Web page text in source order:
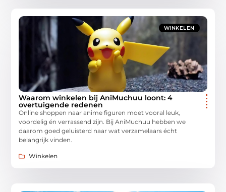
WINKELEN
Waarom winkelen bij AniMuchuu loont: 4
overtuigende redenen
Online shoppen naar anime figuren moet vooral leuk,
voordelig én verrassend zijn. Bij AniMuchuu hebben we
daarom goed geluisterd naar wat verzamelaars écht
belangrijk vinden.
Winkelen